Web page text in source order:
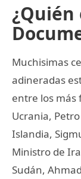
Muchisimas
adineradas
entre los más
Ucrania,
Islandia,
Ministro de
Sudán,